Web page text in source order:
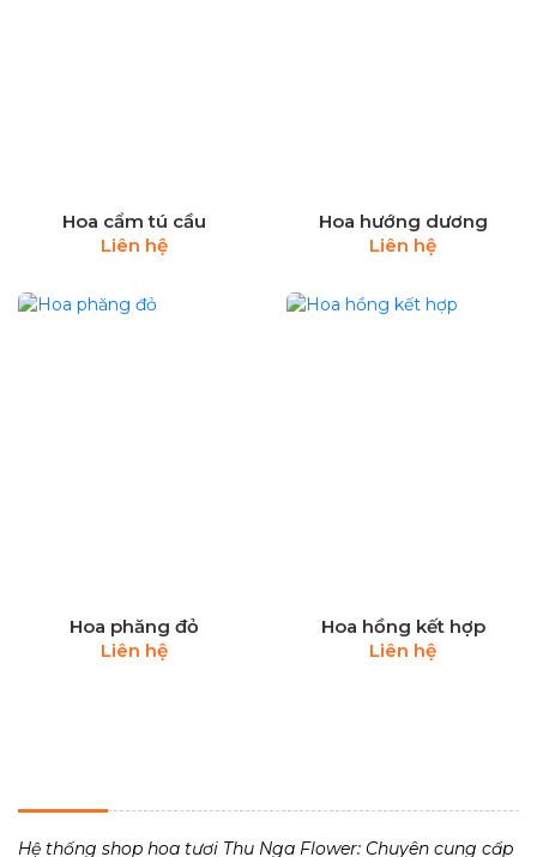
Hoa cẩm tú cầu
Liên hệ
Hoa hướng dương
Liên hệ
Hoa phăng đỏ
Liên hệ
Hoa hồng kết hợp
Liên hệ
Hệ thống shop hoa tươi Thu Nga Flower: Chuyên cung cấp